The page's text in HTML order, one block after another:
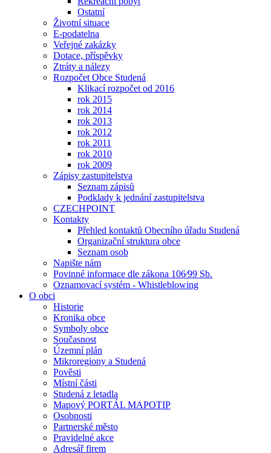
Ostatní
Životní situace
E-podatelna
Veřejné zakázky
Dotace, příspěvky
Ztráty a nálezy
Rozpočet Obce Studená
Klikací rozpočet od 2016
rok 2015
rok 2014
rok 2013
rok 2012
rok 2011
rok 2010
rok 2009
Zápisy zastupitelstva
Seznam zápisů
Podklady k jednání zastupitelstva
CZECHPOINT
Kontakty
Přehled kontaktů Obecního úřadu Studená
Organizační struktura obce
Seznam osob
Napište nám
Povinné informace dle zákona 106⁄99 Sb.
Oznamovací systém - Whistleblowing
O obci
Historie
Kronika obce
Symboly obce
Současnost
Územní plán
Mikroregiony a Studená
Pověsti
Místní části
Studená z letadla
Mapový PORTÁL MAPOTIP
Osobnosti
Partnerské město
Pravidelné akce
Adresář firem